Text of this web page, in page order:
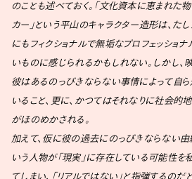
のことも述べておく。「文化資本に恵まれた
カー」という平山のキャラクター造形は、た
にもフィクショナルで無垢なプロフェッショ
いものに感じられるかもしれない。しかし、
彼はあるのっぴきならない事情によって自
いること、更に、かつてはそれなりに社会的
がほのめかされる。
加えて、仮に彼の過去にのっぴきならない由
いう人物が「現実」に存在している可能性
てしまい、「リアルではない」と指弾するのだ